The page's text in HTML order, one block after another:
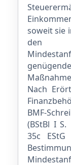
soweit sie
den
Nach
BMF-
(BStBl I
35c